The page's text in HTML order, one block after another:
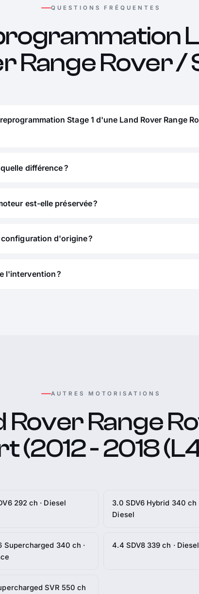
QUESTIONS FRÉQUENTES
Range Rover /
Stage 1 d'une Land Rover Range
différence ?
est-elle préservée ?
d'origine ?
l'intervention ?
AUTRES MOTORISATIONS
Rover Range
(2012 - 2018
292 ch · Diesel
3.0 SDV6 Hybrid 340 ch
Diesel
Supercharged 340 ch ·
4.4 SDV8 339 ch · Diesel
SVR 550 ch